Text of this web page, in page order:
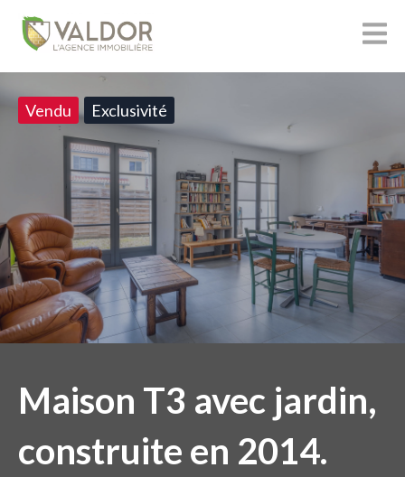
Vendu Exclusivité
Maison T3 avec jardin,
construite en 2014.